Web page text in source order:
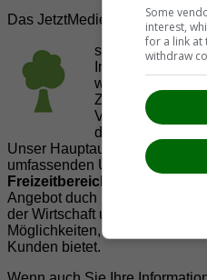
Das JetztMedien.com Medien
Internetadressen
welche es sich
Zusammenarbeit
Vereinen und
der Region
Unser Hauptaugenmerk liegt
umfassenden Überblick der
Freizeitbereich
Angebot duch Informationen
der Wirtschaft und der
Möglichkeiten, welche die
Kunden bietet.
Some
interest,
for a link at
withdraw